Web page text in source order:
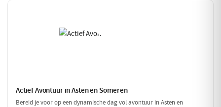
Actief Avontuur in Asten en Someren
Bereid je voor op een dynamische dag vol avontuur in Asten en